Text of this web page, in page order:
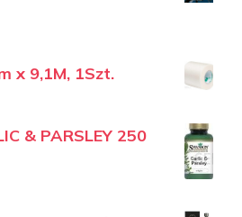
x 9,1M, 1Szt.
& PARSLEY 250